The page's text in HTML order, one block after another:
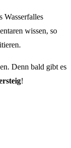
Wasserfalles
wissen, so
Denn bald gibt es
!